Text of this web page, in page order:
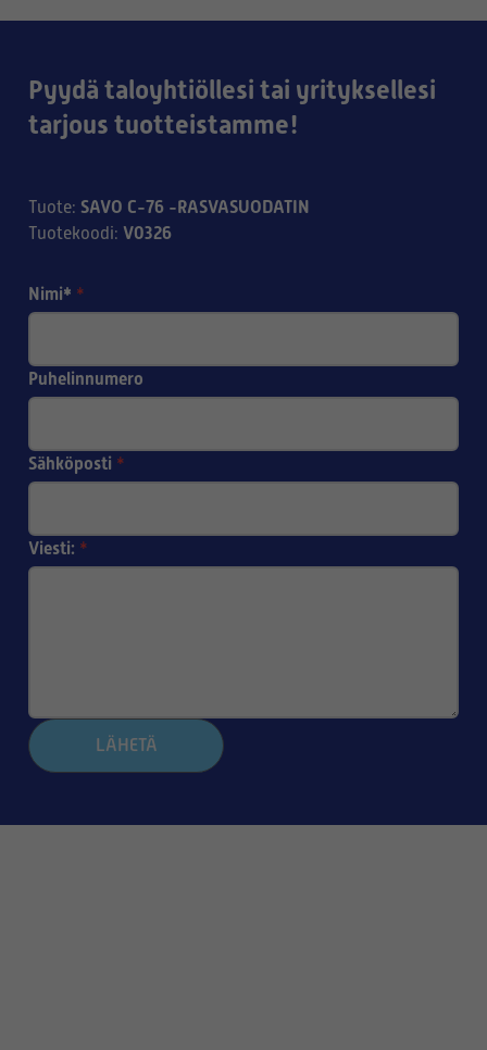
Pyydä taloyhtiöllesi tai yrityksellesi
tarjous tuotteistamme!
Tuote: SAVO C-76 -RASVASUODATIN
Tuotekoodi: V0326
Nimi* *
Puhelinnumero
Sähköposti *
Viesti: *
LÄHETÄ